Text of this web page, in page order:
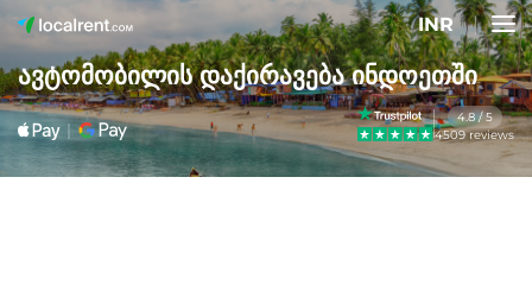
INR
ავტომობილის დაქირავება ინდოეთში
4.8 / 5
4509 reviews